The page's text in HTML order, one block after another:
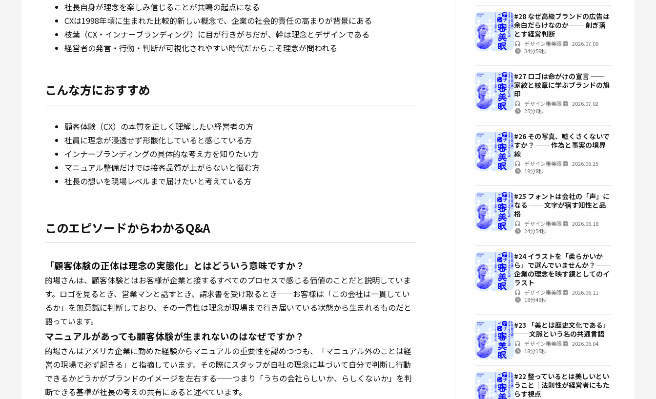
社長自身が理念を楽しみ信じることが共鳴の起点になる
CXは1998年頃に生まれた比較的新しい概念で、企業の社会的責任の高まりが背景にある
枝葉（CX・インナーブランディング）に目が行きがちだが、幹は理念とデザインである
経営者の発言・行動・判断が可視化されやすい時代だからこそ理念が問われる
こんな方におすすめ
顧客体験（CX）の本質を正しく理解したい経営者の方
社員に理念が浸透せず形骸化していると感じている方
インナーブランディングの具体的な考え方を知りたい方
マニュアル整備だけでは接客品質が上がらないと悩む方
社長の想いを現場レベルまで届けたいと考えている方
このエピソードからわかるQ&A
「顧客体験の正体は理念の実態化」とはどういう意味ですか？
的場さんは、顧客体験とはお客様が企業と接するすべてのプロセスで感じる価値のことだと説明していま
す。ロゴを見るとき、営業マンと話すとき、請求書を受け取るとき──お客様は「この会社は一貫してい
るか」を無意識に判断しており、その一貫性は理念が現場まで行き届いている状態から生まれるものだと
語っています。
マニュアルがあっても顧客体験が生まれないのはなぜですか？
的場さんはアメリカ企業に勤めた経験からマニュアルの重要性を認めつつも、「マニュアル外のことは経
営の現場で必ず起きる」と指摘しています。その際にスタッフが自社の理念に基づいて自分で判断し行動
できるかどうかがブランドのイメージを左右する──つまり「うちの会社らしいか、らしくないか」を判
断できる基準が社長の考えの共有にあると述べています。
#28 なぜ高級ブランドの広告は
余白だらけなのか ── 削ぎ落
とす経営判断
デザイン審美眼
2026.07.09
34分59秒
#27 ロゴは命がけの宣言 ──
家紋と紋章に学ぶブランドの旗
印
デザイン審美眼
2026.07.02
25分6秒
#26 その写真、嘘くさくないで
すか？ ── 作為と事実の境界
線
デザイン審美眼
2026.06.25
19分8秒
#25 フォントは会社の「声」に
なる ── 文字が宿す知性と品
格
デザイン審美眼
2026.06.18
24分54秒
#24 イラストを「柔らかいか
ら」で選んでいませんか？ ──
企業の理念を映す鏡としてのイ
ラスト
デザイン審美眼
2026.06.11
18分46秒
#23 「美とは歴史文化である」
── 文脈という名の共通言語
デザイン審美眼
2026.06.04
18分15秒
#22 整っているとは美しいとい
うこと｜法則性が経営者にもた
らす視点